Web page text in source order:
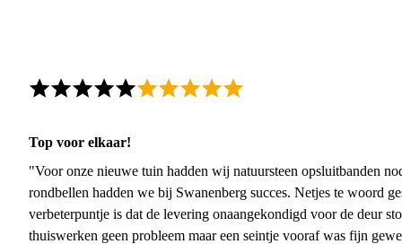
Top voor elkaar!
"Voor onze nieuwe tuin hadden wij natuursteen opsluitbanden
rondbellen hadden we bij Swanenberg succes. Netjes te woord
verbeterpuntje is dat de levering onaangekondigd voor de deur
thuiswerken geen probleem maar een seintje vooraf was fijn